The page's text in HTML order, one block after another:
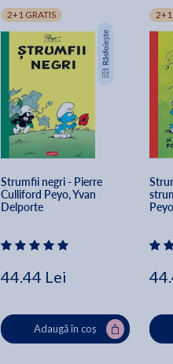
2+1 GRATIS
Strumfii negri - Pierre
Culliford Peyo, Yvan
Delporte
44.44 Lei
Adaugă în coș
2+1
Peyo